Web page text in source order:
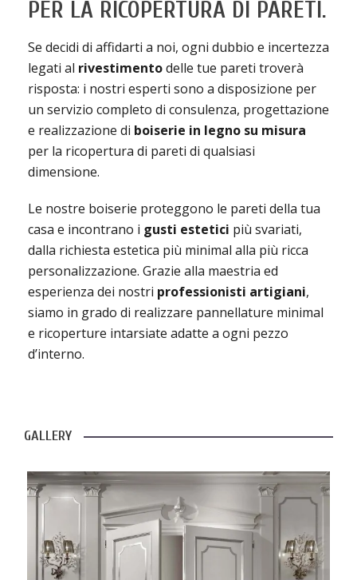
PER LA RICOPERTURA DI PARETI.
Se decidi di affidarti a noi, ogni dubbio e incertezza
legati al rivestimentodelle tue pareti troverà
risposta: i nostri esperti sono a disposizione per
un servizio completo di consulenza, progettazione
e realizzazione di boiserie in legno su misura
per la ricopertura di pareti di qualsiasi
dimensione.
Le nostre boiserie proteggono le pareti della tua
casa e incontrano i gusti estetici più svariati,
dalla richiesta estetica più minimal alla più ricca
personalizzazione. Grazie alla maestria ed
esperienza dei nostri professionisti artigiani,
siamo in grado di realizzare pannellature minimal
e ricoperture intarsiate adatte a ogni pezzo
d’interno.
GALLERY